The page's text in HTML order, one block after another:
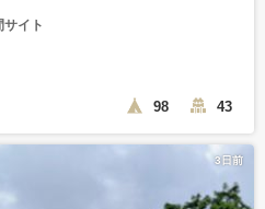
イト
98 43
3日前